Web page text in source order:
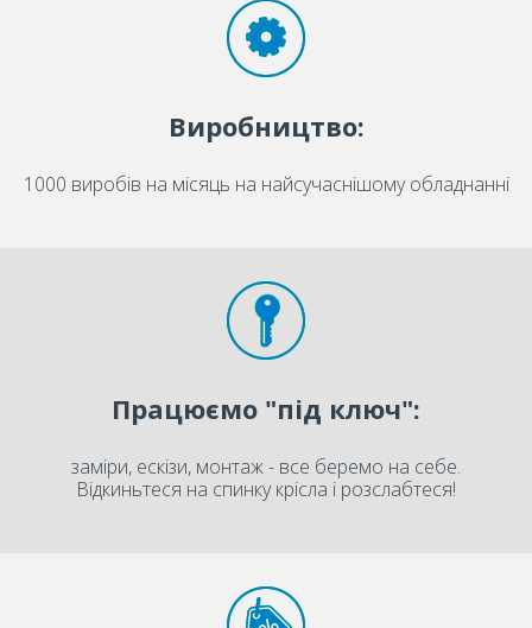
Виробництво:
1000 виробів на місяць на найсучаснішому обладнанні
Працюємо "під ключ":
заміри, ескізи, монтаж - все беремо на себе.
Відкиньтеся на спинку крісла і розслабтеся!